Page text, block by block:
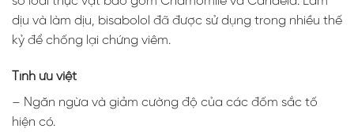
dịu và làm dịu, bisabolol đã được sử dụng trong nhiều thế
kỷ để chống lại chứng viêm.
Tính ưu việt
– Ngăn ngừa và giảm cường độ của các đốm sắc tố
hiện có.